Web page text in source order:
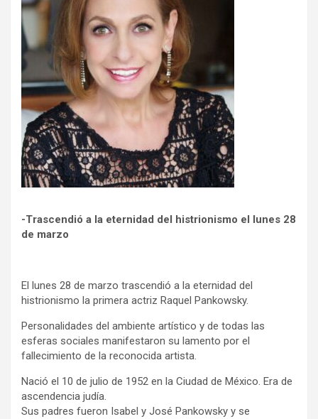
-Trascendió a la eternidad del histrionismo el lunes 28
de marzo
El lunes 28 de marzo trascendió a la eternidad del
histrionismo la primera actriz Raquel Pankowsky.
Personalidades del ambiente artístico y de todas las
esferas sociales manifestaron su lamento por el
fallecimiento de la reconocida artista.
Nació el 10 de julio de 1952 en la Ciudad de México. Era de
ascendencia judía.
Sus padres fueron Isabel y José Pankowsky y se